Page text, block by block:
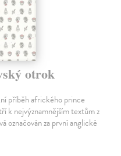
otrok
příběh afrického prince
k nejvýznamnějším textům z
označován za první anglické